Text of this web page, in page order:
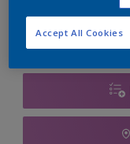
Accept All Cookies